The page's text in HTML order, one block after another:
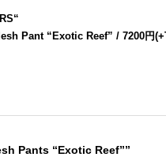
“
Pant “Exotic Reef” / 7200円
Pants “Exotic Reef””